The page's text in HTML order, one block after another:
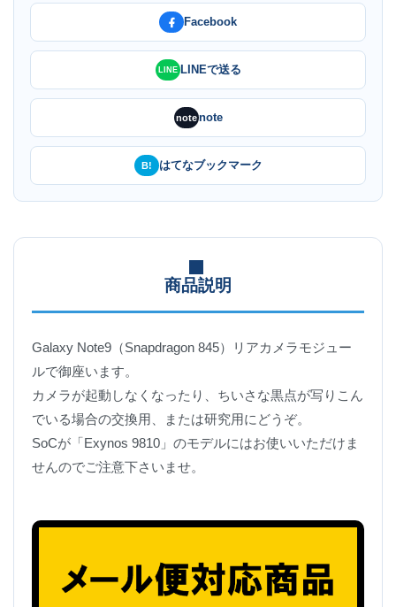
Facebook
LINE LINEで送る
notenote
B! はてなブックマーク
商品説明
Galaxy Note9（Snapdragon 845）リアカメラモジュー
ルで御座います。
カメラが起動しなくなったり、ちいさな黒点が写りこん
でいる場合の交換用、または研究用にどうぞ。
SoCが「Exynos 9810」のモデルにはお使いいただけま
せんのでご注意下さいませ。